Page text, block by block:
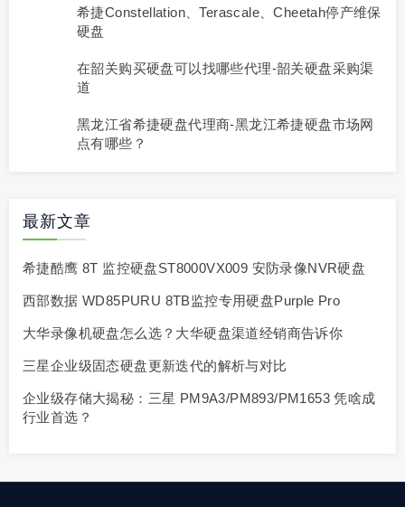
希捷Constellation、Terascale、Cheetah停产维保
硬盘
在韶关购买硬盘可以找哪些代理-韶关硬盘采购渠
道
黑龙江省希捷硬盘代理商-黑龙江希捷硬盘市场网
点有哪些？
最新文章
希捷酷鹰 8T 监控硬盘ST8000VX009 安防录像NVR硬盘
西部数据 WD85PURU 8TB监控专用硬盘Purple Pro
大华录像机硬盘怎么选？大华硬盘渠道经销商告诉你
三星企业级固态硬盘更新迭代的解析与对比
企业级存储大揭秘：三星 PM9A3/PM893/PM1653 凭啥成
行业首选？